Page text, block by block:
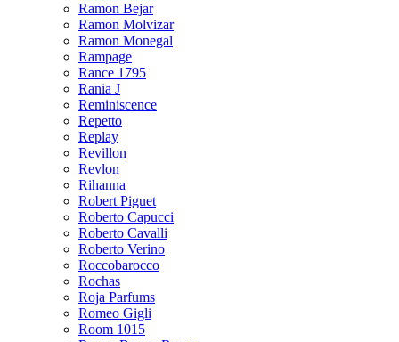
Ramon Bejar
Ramon Molvizar
Ramon Monegal
Rampage
Rance 1795
Rania J
Reminiscence
Repetto
Replay
Revillon
Revlon
Rihanna
Robert Piguet
Roberto Capucci
Roberto Cavalli
Roberto Verino
Roccobarocco
Rochas
Roja Parfums
Romeo Gigli
Room 1015